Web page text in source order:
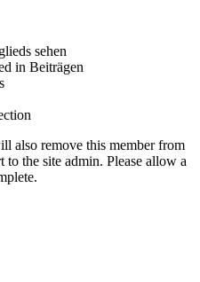
sehen
in Beiträgen
also remove this member from
to the site admin. Please allow a